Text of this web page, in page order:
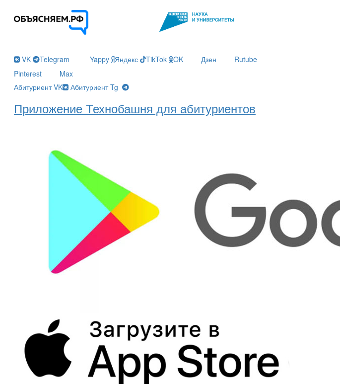
VK
Telegram Yappy Яндекс TikTok OK Дзен
Rutube
Pinterest
Max
Абитуриент VK
Абитуриент Tg
Приложение Технобашня для абитуриентов